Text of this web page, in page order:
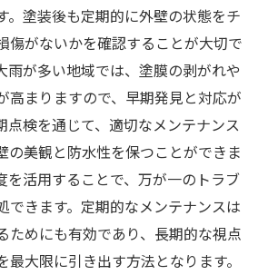
。塗装後も定期的に外壁の状態をチ
傷がないかを確認することが大切で
雨が多い地域では、塗膜の剥がれや
高まりますので、早期発見と対応が
点検を通じて、適切なメンテナンス
の美観と防水性を保つことができま
を活用することで、万が一のトラブ
できます。定期的なメンテナンスは
ためにも有効であり、長期的な視点
最大限に引き出す方法となります。